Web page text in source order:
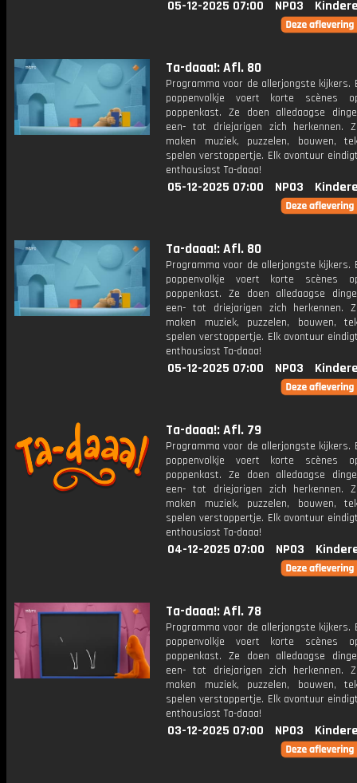
05-12-2025 07:00 NPO3
Ta-daaa!: Afl. 80
Programma voor de allerjongste kijkers.
poppenvolkje voert korte scènes
poppenkast. Ze doen alledaagse
een- tot driejarigen zich herkennen.
maken muziek, puzzelen, bouwen,
spelen verstoppertje. Elk avontuur
enthousiast Ta-daaa!
05-12-2025 07:00 NPO3
Ta-daaa!: Afl. 80
Programma voor de allerjongste kijkers.
poppenvolkje voert korte scènes
poppenkast. Ze doen alledaagse
een- tot driejarigen zich herkennen.
maken muziek, puzzelen, bouwen,
spelen verstoppertje. Elk avontuur
enthousiast Ta-daaa!
05-12-2025 07:00 NPO3
Ta-daaa!: Afl. 79
Programma voor de allerjongste kijkers.
poppenvolkje voert korte scènes
poppenkast. Ze doen alledaagse
een- tot driejarigen zich herkennen.
maken muziek, puzzelen, bouwen,
spelen verstoppertje. Elk avontuur
enthousiast Ta-daaa!
04-12-2025 07:00 NPO3
Ta-daaa!: Afl. 78
Programma voor de allerjongste kijkers.
poppenvolkje voert korte scènes
poppenkast. Ze doen alledaagse
een- tot driejarigen zich herkennen.
maken muziek, puzzelen, bouwen,
spelen verstoppertje. Elk avontuur
enthousiast Ta-daaa!
03-12-2025 07:00 NPO3